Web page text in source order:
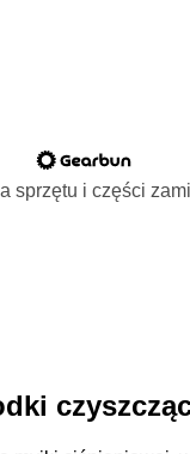
sprzętu i części